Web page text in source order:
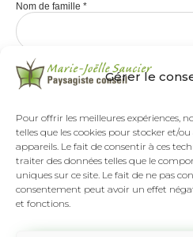
Gérer le
Pour offrir les meilleures expériences,
telles que les cookies pour stocker et/
appareils. Le fait de consentir à ces
traiter des données telles que le
uniques sur ce site. Le fait de ne pas
consentement peut avoir un effet
et fonctions.
Nom de famille *